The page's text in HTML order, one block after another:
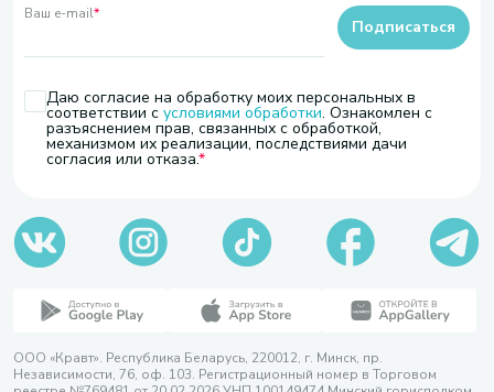
Ваш e-mail*
Даю согласие на обработку моих персональных в
соответствии с условиями обработки. Ознакомлен с
разъяснением прав, связанных с обработкой,
механизмом их реализации, последствиями дачи
согласия или отказа.
Подписаться
ООО «Кравт». Республика Беларусь, 220012, г. Минск, пр.
Независимости, 76, оф. 103. Регистрационный номер в Торговом